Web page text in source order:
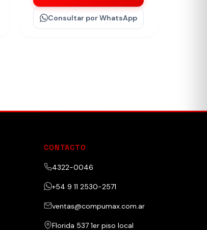
Consultar por WhatsApp
CONTACTO
4322-0046
+54 9 11 2530-2571
ventas@compumax.com.ar
Florida 537 1er piso local